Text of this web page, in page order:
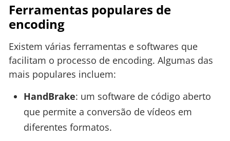
Ferramentas populares de
encoding
Existem várias ferramentas e softwares que
facilitam o processo de encoding. Algumas das
mais populares incluem:
HandBrake: um software de código aberto
que permite a conversão de vídeos em
diferentes formatos.